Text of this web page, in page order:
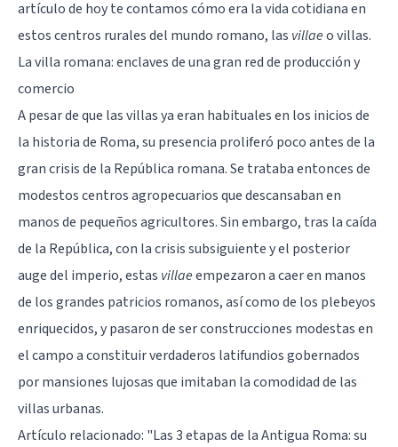
artículo de hoy te contamos cómo era la vida cotidiana en
estos centros rurales del mundo romano, las villaeo villas.
La villa romana: enclaves de una gran red de producción y
comercio
A pesar de que las villas ya eran habituales en los inicios de
la historia de Roma, su presencia proliferó poco antes de la
gran crisis de la República romana. Se trataba entonces de
modestos centros agropecuarios que descansaban en
manos de pequeños agricultores. Sin embargo, tras la caída
de la República, con la crisis subsiguiente y el posterior
auge del imperio, estas villaeempezaron a caer en manos
de los grandes patricios romanos, así como de los plebeyos
enriquecidos, y pasaron de ser construcciones modestas en
el campo a constituir verdaderos latifundios gobernados
por mansiones lujosas que imitaban la comodidad de las
villas urbanas.
Artículo relacionado: "Las 3 etapas de la Antigua Roma: su